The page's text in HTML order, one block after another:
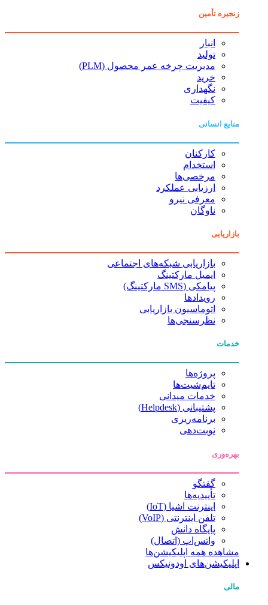
زنجیره تأمین
انبار
تولید
مدیریت چرخه عمر محصول (PLM)
خرید
نگهداری
کیفیت
منابع انسانی
کارکنان
استخدام
مرخصی‌ها
ارزیابی عملکرد
معرفی نیرو
ناوگان
بازاریابی
بازاریابی شبکه‌های اجتماعی
ایمیل مارکتینگ
پیامکی (SMS مارکتینگ)
رویدادها
اتوماسیون بازاریابی
نظرسنجی‌ها
خدمات
پروژه‌ها
تایم‌شیت‌ها
خدمات میدانی
پشتیبانی (Helpdesk)
برنامه‌ریزی
نوبت‌دهی
بهره‌وری
گفتگو
تأییدیه‌ها
اینترنت اشیا (IoT)
تلفن اینترنتی (VoIP)
پایگاه دانش
واتس‌اپ (اتصال)
مشاهده همه اپلیکیشن‌ها
اپلیکیشن‌های اودونیکس
مالی